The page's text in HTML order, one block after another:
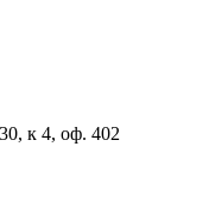
к 4, оф. 402